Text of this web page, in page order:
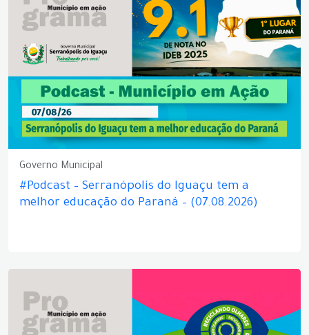
Governo Municipal
#Podcast – Serranópolis do Iguaçu tem a
melhor educação do Paraná – (07.08.2026)